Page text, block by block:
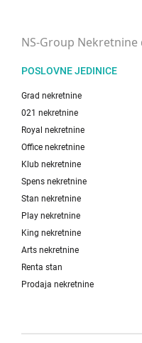
NS-Group Nekretnine
POSLOVNE JEDINICE
Grad nekretnine
021 nekretnine
Royal nekretnine
Office nekretnine
Klub nekretnine
Spens nekretnine
Stan nekretnine
Play nekretnine
King nekretnine
Arts nekretnine
Renta stan
Prodaja nekretnine